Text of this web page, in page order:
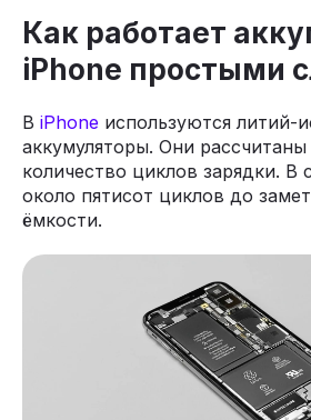
Как работает
iPhone простыми
В iPhone используются литий-
аккумуляторы. Они
количество циклов зарядки. В
около пятисот циклов до
ёмкости.